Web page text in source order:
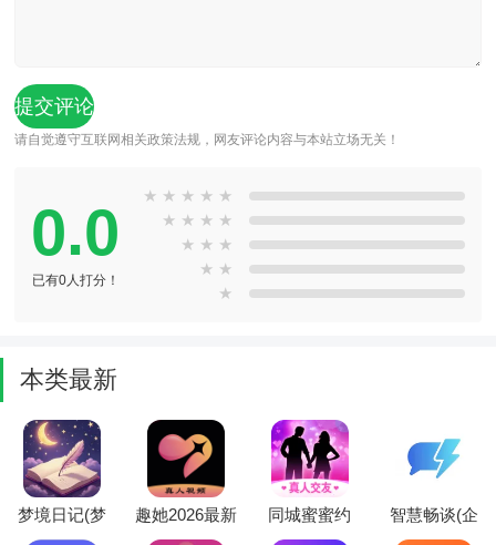
请自觉遵守互联网相关政策法规，网友评论内容与本站立场无关！
0.0
已有0人打分！
★ ★ ★ ★ ★
★ ★ ★ ★
★ ★ ★
★ ★
★
本类最新
梦境日记(梦
境记录助手)
趣她2026最新
版本
同城蜜蜜约
(同城交友平
智慧畅谈(企
业通讯软件)